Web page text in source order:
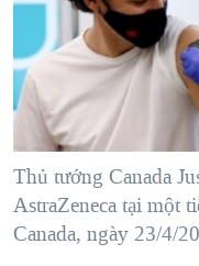
NGƯỜI VIỆT HẢI
ĐỜI SỐNG
KINH TẾ
KHOA HỌC
SỨC KHOẺ
TẠI
HÀNH TRÌNH BẦU
MỘT NĂM CHIẾN
GIẢI MÃ VÀNH ĐAI &
TRỊNH VĨNH BÌNH -
GROUND ZERO –
NGHE
MẠNG XÃ HỘI
Ngôn ngữ khác
Thủ tướng Canada
AstraZeneca tại một
Canada, ngày 23/4/